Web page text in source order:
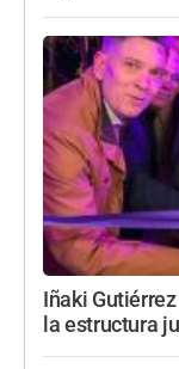
Iñaki
la estructura